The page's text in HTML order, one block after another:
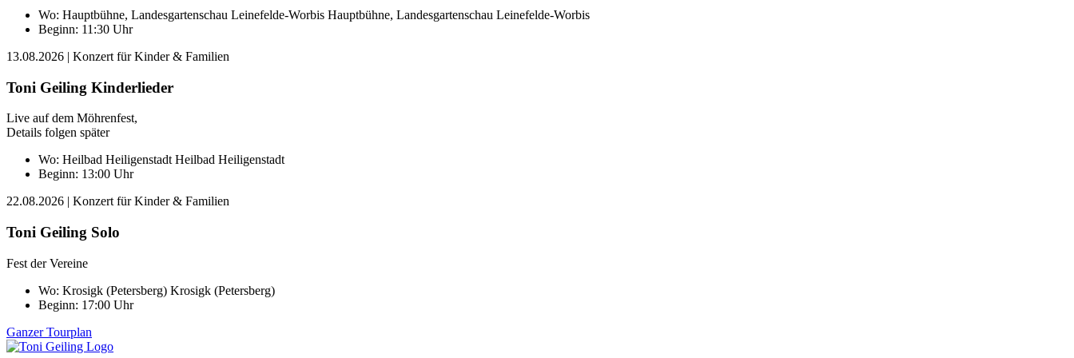
Wo: Hauptbühne, Landesgartenschau Leinefelde-Worbis Hauptbühne, Landesgartenschau Leinefelde-Worbis
Beginn: 11:30 Uhr
13.08.2026 | Konzert für Kinder & Familien
Toni Geiling Kinderlieder
Live auf dem Möhrenfest,
Details folgen später
Wo: Heilbad Heiligenstadt Heilbad Heiligenstadt
Beginn: 13:00 Uhr
22.08.2026 | Konzert für Kinder & Familien
Toni Geiling Solo
Fest der Vereine
Wo: Krosigk (Petersberg) Krosigk (Petersberg)
Beginn: 17:00 Uhr
Ganzer Tourplan